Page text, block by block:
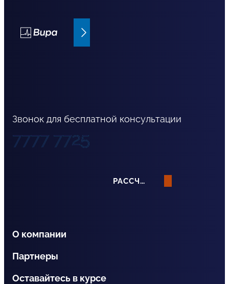
Звонок для бесплатной консультации
7777 7725
РАССЧИТАТЬ СТРАХОВАНИЕ
О компании
Партнеры
Оставайтесь в курсе